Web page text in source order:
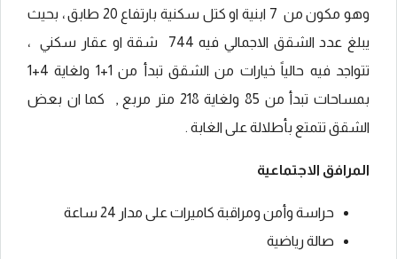
وهو مكون من 7 ابنية او كتل سكنية بارتفاع 20 طابق ، بحيث
يبلغ عدد الشقق الاجمالي فيه 744 شقة او عقار سكني ،
تتواجد فيه حالياً خيارات من الشقق تبدأ من 1+1 ولغاية 4+1
بمساحات تبدأ من 85 ولغاية 218 متر مربع , كما ان بعض
الشقق تتمتع بأطلالة على الغابة .
المرافق الاجتماعية
حراسة وأمن ومراقبة كاميرات على مدار 24 ساعة
صالة رياضية